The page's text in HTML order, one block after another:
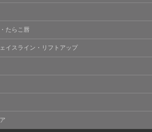
供のため
提供に関する他の医療機関、検査機関
連携のため
目的とした医療サービス・販売する医
る患者様へのアンケートの送受信及び
対応のため
を用いたアクセス履歴、閲覧記録等に
分析
趣味・嗜好を分析した情報を使用して
ため
たらこ唇
イスライン・リフトアップ